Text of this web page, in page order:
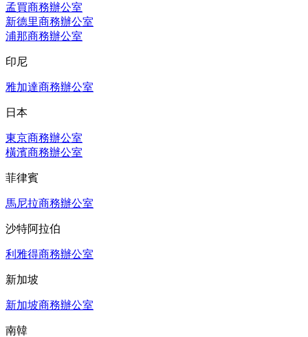
孟買商務辦公室
新德里商務辦公室
浦那商務辦公室
印尼
雅加達商務辦公室
日本
東京商務辦公室
橫濱商務辦公室
菲律賓
馬尼拉商務辦公室
沙特阿拉伯
利雅得商務辦公室
新加坡
新加坡商務辦公室
南韓